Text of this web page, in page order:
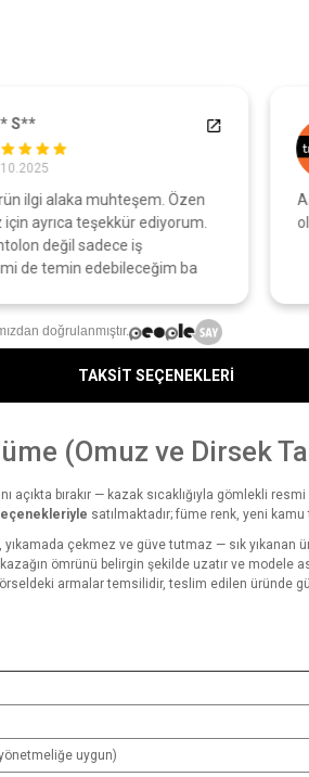
S**
ilgi alaka muhteşem. Özen
ayrıca teşekkür ediyorum.
değil sadece iş
de temin edebileceğim ba
doğrulanmıştır.
TAKSİT SEÇENEKLERİ
(Omuz ve Dirsek
açıkta bırakır — kazak sıcaklığıyla gömlekli
satılmaktadır; füme renk, yeni
çekmez ve güve tutmaz — sık yıkanan
ömrünü belirgin şekilde uzatır ve modele
armalar temsilidir, teslim edilen üründe
uygun)